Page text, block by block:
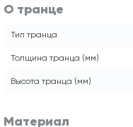
О транце
Тип транца
Толщина транца (мм)
Высота транца (мм)
Материал